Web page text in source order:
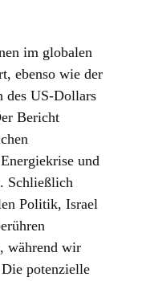
im globalen
ebenso wie der
des US-Dollars
Bericht
und
Schließlich
Politik, Israel
während wir
potenzielle